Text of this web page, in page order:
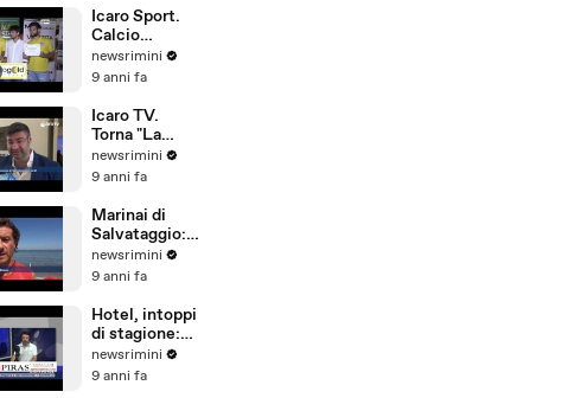
Riviera Golf
Icaro Sport.
Calcio
d'Estate: 1°
Gran Galà
Categoria
newsrimini
9 anni fa
Icaro TV.
Torna "La
Notte delle
Streghe", dal
2017 a San
Giovanni in M
newsrimini
9 anni fa
Marinai di
Salvataggio:
si investe
poco su
conta più
l'aspetto
economico
newsrimini
9 anni fa
Hotel, intoppi
di stagione:
troppi
portoghesi e
newsrimini
9 anni fa